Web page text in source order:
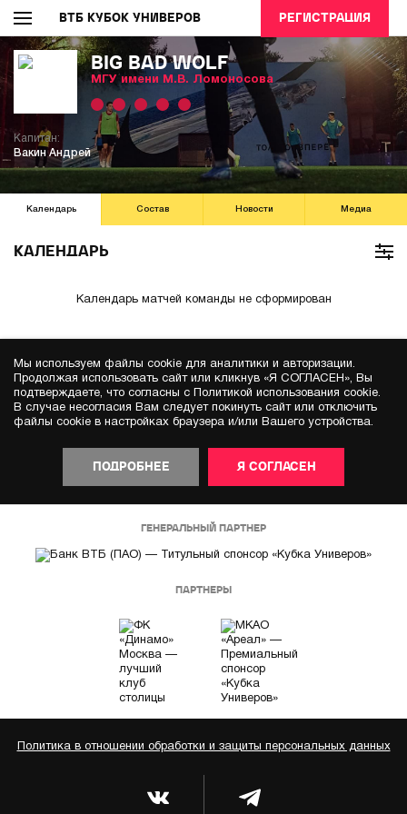
ВТБ КУБОК УНИВЕРОВ РЕГИСТРАЦИЯ
BIG BAD WOLF
МГУ имени М.В. Ломоносова
Капитан:
Вакин Андрей
Календарь Состав Новости Медиа
КАЛЕНДАРЬ
Календарь матчей команды не сформирован
Мы используем файлы cookie для аналитики и авторизации.
Продолжая использовать сайт или кликнув «Я СОГЛАСЕН», Вы
подтверждаете, что согласны с Политикой использования cookie.
В случае несогласия Вам следует покинуть сайт или отключить
файлы cookie в настройках браузера и/или Вашего устройства.
ПОДРОБНЕЕ Я СОГЛАСЕН
ГЕНЕРАЛЬНЫЙ ПАРТНЕР
ПАРТНЕРЫ
Политика в отношении обработки и защиты персональных данных